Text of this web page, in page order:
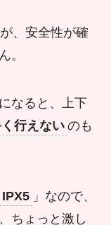
、安全性が確
。
なると、上下
行えない のも
IPX5 」なので、
ちょっと激し